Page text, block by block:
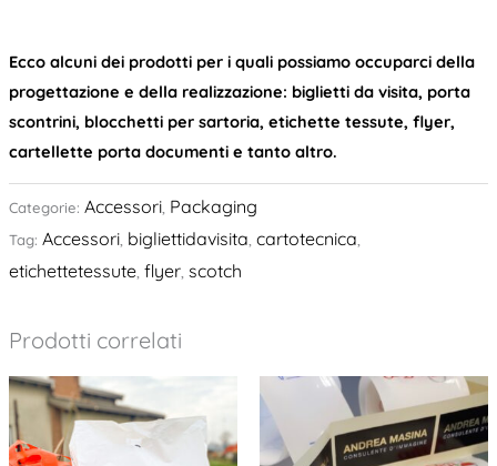
Ecco alcuni dei prodotti per i quali possiamo occuparci della
progettazione e della realizzazione: biglietti da visita, porta
scontrini, blocchetti per sartoria, etichette tessute, flyer,
cartellette porta documenti e tanto altro.
Categorie: Accessori, Packaging
Tag: Accessori, bigliettidavisita, cartotecnica,
etichettetessute, flyer, scotch
Prodotti correlati